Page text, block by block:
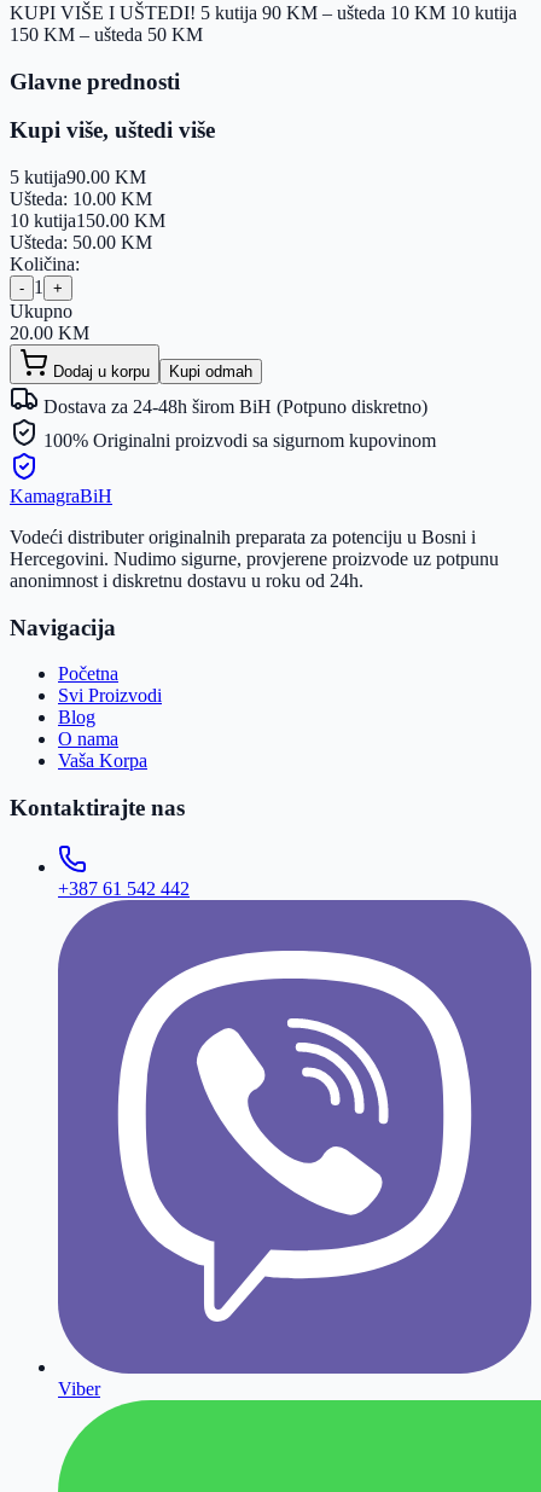
KUPI VIŠE I UŠTEDI! 5 kutija 90 KM – ušteda 10 KM 10 kutija
150 KM – ušteda 50 KM
Glavne prednosti
Kupi više, uštedi više
5 kutija90.00 KM
Ušteda: 10.00 KM
10 kutija150.00 KM
Ušteda: 50.00 KM
Količina:
- 1 +
Ukupno
20.00 KM
Dodaj u korpu Kupi odmah
Dostava za 24-48h širom BiH (Potpuno diskretno)
100% Originalni proizvodi sa sigurnom kupovinom
KamagraBiH
Vodeći distributer originalnih preparata za potenciju u Bosni i
Hercegovini. Nudimo sigurne, provjerene proizvode uz potpunu
anonimnost i diskretnu dostavu u roku od 24h.
Navigacija
Početna
Svi Proizvodi
Blog
O nama
Vaša Korpa
Kontaktirajte nas
+387 61 542 442
Viber